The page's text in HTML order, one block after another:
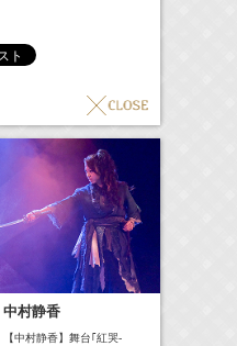
中村静香
【中村静香】舞台｢紅哭-